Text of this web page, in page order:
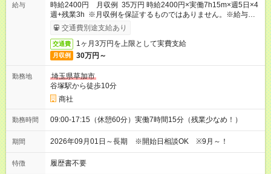
給与
時給2400円 月収例 35万円 時給2400円×実働7h15m×週5日×4
週+残業3h ※月収例を保証するものではありません。※給与即受
取りサービス利用可（利用条件有）
交通費別途支給あり
交通費 1ヶ月3万円を上限として実費支給
月収例 30万円～
勤務地
埼玉県草加市
谷塚駅から徒歩10分
商社
勤務時間 09:00-17:15（休憩60分）実働7時間15分（残業少なめ！）
期間 2026年09月01日～長期 ※開始日相談OK ※9月～！
特徴 履歴書不要